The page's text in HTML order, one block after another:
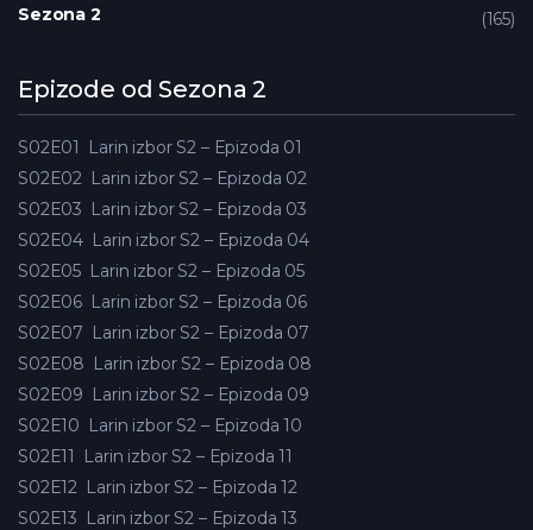
Sezona 2
165
Epizode od Sezona 2
S02E01
Larin izbor S2 – Epizoda 01
S02E02 Larin izbor S2 – Epizoda 02
S02E03 Larin izbor S2 – Epizoda 03
S02E04 Larin izbor S2 – Epizoda 04
S02E05 Larin izbor S2 – Epizoda 05
S02E06 Larin izbor S2 – Epizoda 06
S02E07 Larin izbor S2 – Epizoda 07
S02E08 Larin izbor S2 – Epizoda 08
S02E09 Larin izbor S2 – Epizoda 09
S02E10 Larin izbor S2 – Epizoda 10
S02E11
Larin izbor S2 – Epizoda 11
S02E12 Larin izbor S2 – Epizoda 12
S02E13 Larin izbor S2 – Epizoda 13